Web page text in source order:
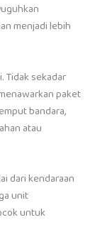
menjadi lebih
Tidak sekadar
paket
bandara,
atau
dari kendaraan
unit
untuk